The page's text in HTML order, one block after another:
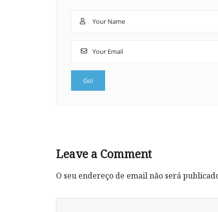
Leave a Comment
O seu endereço de email não será